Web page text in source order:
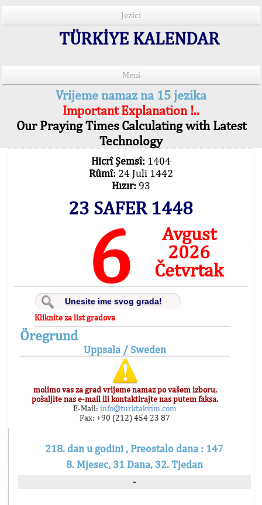
Jezici
TÜRKİYE KALENDAR
Meni
Vrijeme namaz na 15 jezika
Important Explanation !..
Our Praying Times Calculating with Latest
Technology
Hicrî Şemsî: 1404
Rûmî: 24 Juli 1442
Hızır: 93
23 SAFER 1448
6
Avgust
2026
Četvrtak
Kliknite za list gradova
Öregrund
Uppsala / Sweden
molimo vas za grad vrijeme namaz po vašem izboru,
pošaljite nas e-mail ili kontaktirajte nas putem faksa.
E-Mail: info@turktakvim.com
Fax: +90 (212) 454 23 87
218. dan u godini , Preostalo dana : 147
8. Mjesec, 31 Dana, 32. Tjedan
-